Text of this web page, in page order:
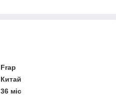
Frap
Китай
36 міс